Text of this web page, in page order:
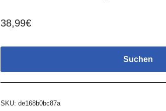
38,99€
Suchen
SKU: de168b0bc87a